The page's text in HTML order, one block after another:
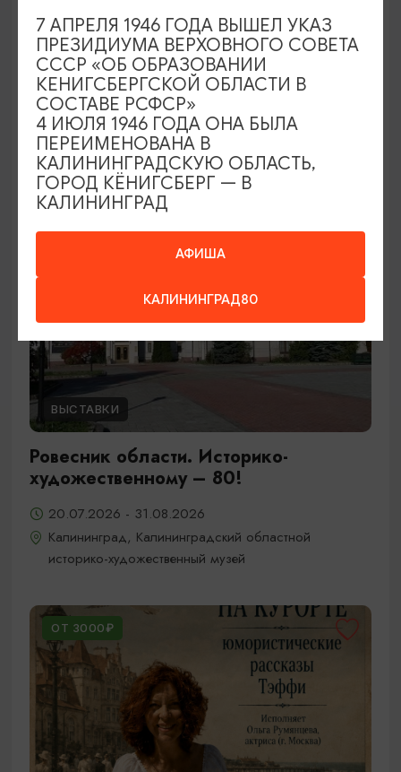
Семейный клуб выходного дня в
Морском выставочном центре
19.07.2026 - 30.08.2026, СБ 12:00, 13:00
Светлогорск, Морской выставочный центр г.
Светлогорск
ВЫСТАВКИ
Ровесник области. Историко-
художественному – 80!
20.07.2026 - 31.08.2026
Калининград, Калининградский областной
историко-художественный музей
ОТ 3000₽
АФИША
КАЛИНИНГРАД80
7 АПРЕЛЯ 1946 ГОДА ВЫШЕЛ УКАЗ
ПРЕЗИДИУМА ВЕРХОВНОГО СОВЕТА
СССР «ОБ ОБРАЗОВАНИИ
КЕНИГСБЕРГСКОЙ ОБЛАСТИ В
СОСТАВЕ РСФСР»
4 ИЮЛЯ 1946 ГОДА ОНА БЫЛА
ПЕРЕИМЕНОВАНА В
КАЛИНИНГРАДСКУЮ ОБЛАСТЬ,
ГОРОД КЁНИГСБЕРГ — В
КАЛИНИНГРАД